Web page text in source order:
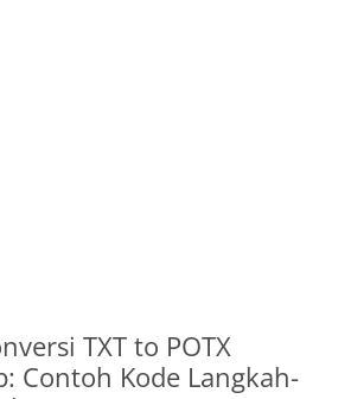
TXT to POTX
Contoh Kode Langkah-